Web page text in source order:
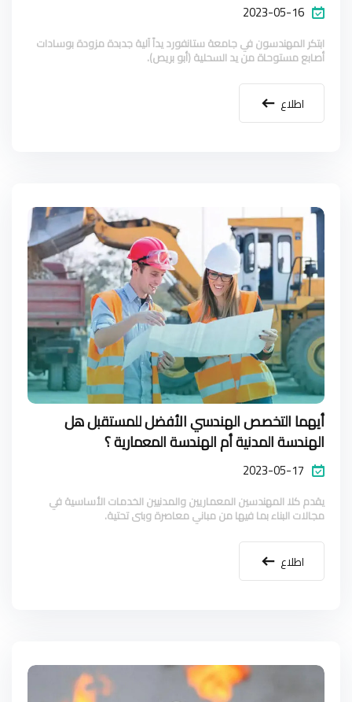
2023-05-16
ابتكر المهندسون في جامعة ستانفورد يداً آلية جدبدة مزودة بوسادات
أصابع مستوحاة من يد السحلية (أبو بريص).
اطلاع
أيهما التخصص الهندسي الأفضل للمستقبل هل
الهندسة المدنية أم الهندسة المعمارية ؟
2023-05-17
يقدم كلا المهندسين المعماريين والمدنيين الخدمات الأساسية في
مجالات البناء بما فيها من مباني معاصرة وبنى تحتية.
اطلاع